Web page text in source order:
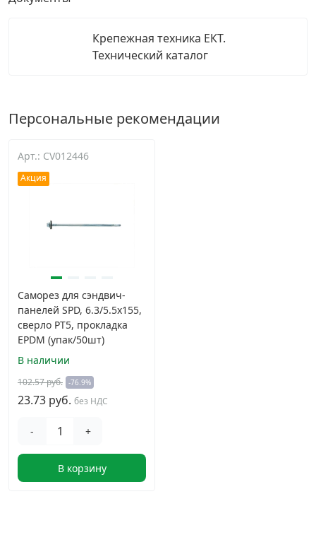
Крепежная техника ЕКТ.
Технический каталог
Персональные рекомендации
Арт.: CV012446
Акция
Саморез для сэндвич-
панелей SPD, 6.3/5.5х155,
сверло PT5, прокладка
EPDM (упак/50шт)
В наличии
102.57 руб. -76.9%
23.73 руб. без НДС
- +
В корзину